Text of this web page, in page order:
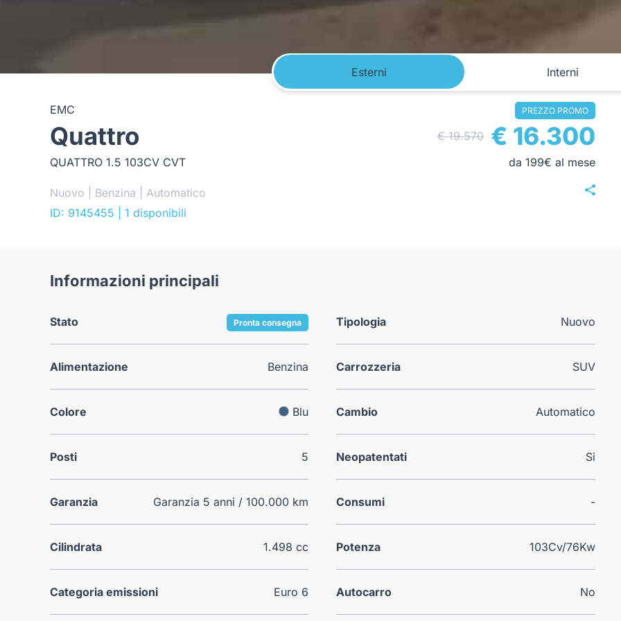
Esterni Interni
EMC
Quattro
QUATTRO 1.5 103CV CVT
Nuovo | Benzina | Automatico
ID: 9145455
| 1 disponibili
PREZZO PROMO
€ 19.570 € 16.300
da 199€ al mese
Informazioni principali
Stato Pronta consegna Tipologia Nuovo
Alimentazione Benzina Carrozzeria SUV
Colore Blu Cambio Automatico
Posti 5 Neopatentati Si
Garanzia Garanzia 5 anni / 100.000 km Consumi -
Cilindrata 1.498 cc Potenza 103Cv/76Kw
Categoria emissioni Euro 6 Autocarro No